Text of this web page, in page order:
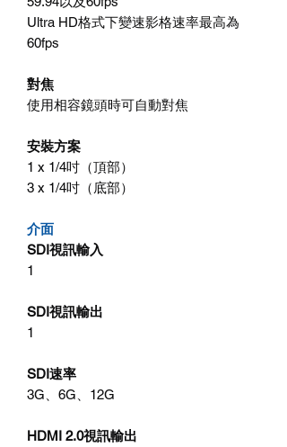
Ultra HD格式下變速影格速率最高為
60fps
對焦
使用相容鏡頭時可自動對焦
安裝方案
1 x 1/4吋（頂部）
3 x 1/4吋（底部）
介面
SDI視訊輸入
1
SDI視訊輸出
1
SDI速率
3G、6G、12G
HDMI 2.0視訊輸出